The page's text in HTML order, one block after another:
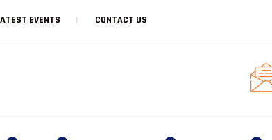
EVENTS CONTACT US